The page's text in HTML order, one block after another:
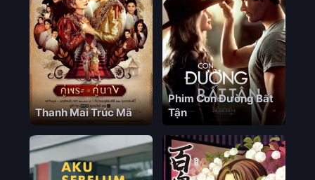
Thanh Mai Trúc Mã
Phim Con Đường Bất
Tận